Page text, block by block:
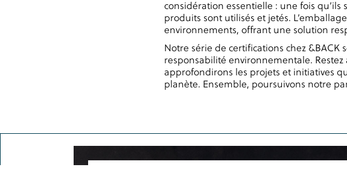
considération essentielle : une fois qu’ils
produits sont utilisés et jetés.
environnements, offrant une solution
Notre série de certifications chez
responsabilité environnementale.
approfondirons les projets et initiatives
planète. Ensemble, poursuivons notre